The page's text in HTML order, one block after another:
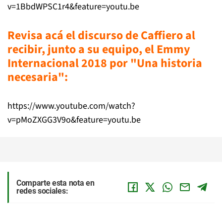
v=1BbdWPSC1r4&feature=youtu.be
Revisa acá el discurso de Caffiero al
recibir, junto a su equipo, el Emmy
Internacional 2018 por "Una historia
necesaria":
https://www.youtube.com/watch?
v=pMoZXGG3V9o&feature=youtu.be
Comparte esta nota en
redes sociales: